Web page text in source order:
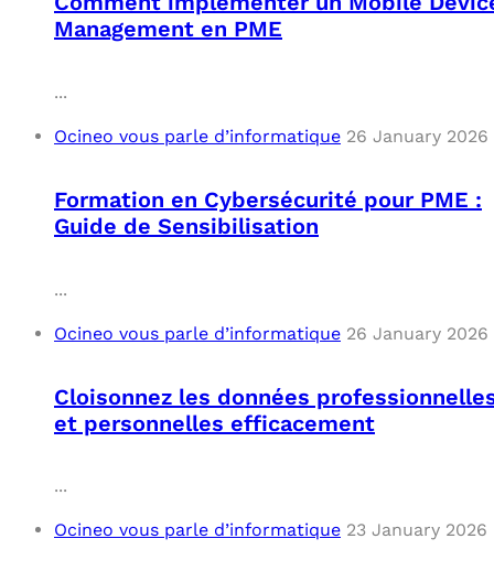
Management en PME
...
Ocineo vous parle d’informatique 26 January 2026
Formation en Cybersécurité pour PME :
Guide de Sensibilisation
...
Ocineo vous parle d’informatique 26 January 2026
Cloisonnez les données
et personnelles efficacement
...
Ocineo vous parle d’informatique 23 January 2026